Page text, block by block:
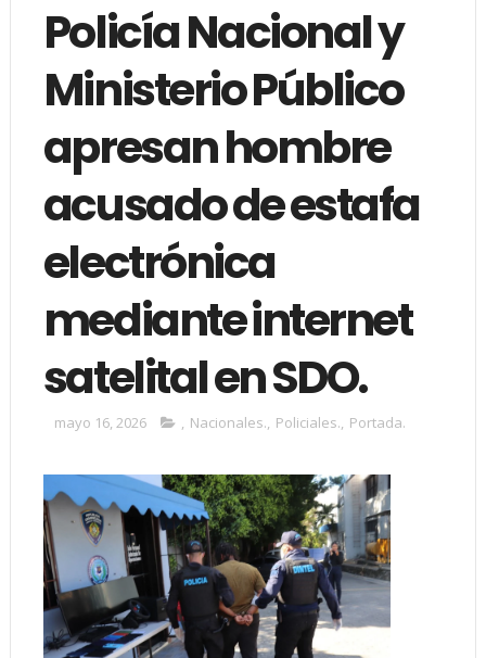
Policía Nacional y
Ministerio Público
apresan hombre
acusado de estafa
electrónica
mediante internet
satelital en SDO.
mayo 16, 2026 , Nacionales., Policiales., Portada.